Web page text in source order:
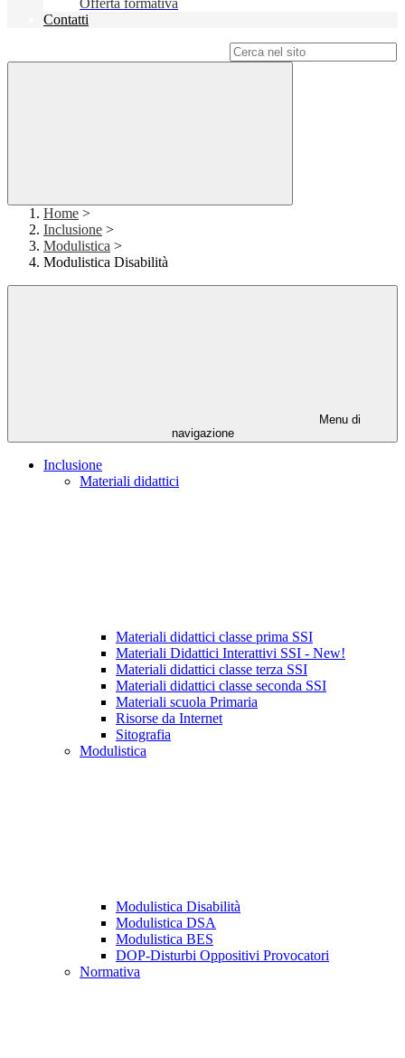
Offerta formativa
Contatti
Home >
Inclusione >
Modulistica >
Modulistica Disabilità
Menu di
navigazione
Inclusione
Materiali didattici
Materiali didattici classe prima SSI
Materiali Didattici Interattivi SSI - New!
Materiali didattici classe terza SSI
Materiali didattici classe seconda SSI
Materiali scuola Primaria
Risorse da Internet
Sitografia
Modulistica
Modulistica Disabilità
Modulistica DSA
Modulistica BES
DOP-Disturbi Oppositivi Provocatori
Normativa